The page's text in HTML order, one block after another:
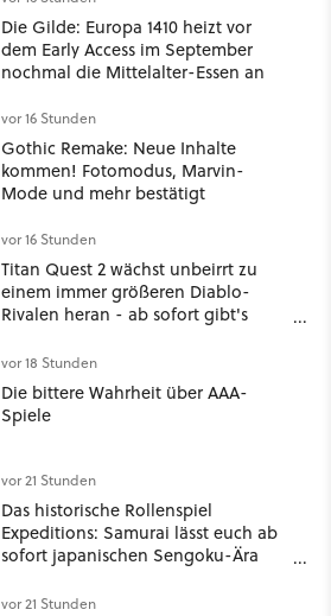
Die Gilde: Europa 1410 heizt vor
dem Early Access im September
nochmal die Mittelalter-Essen an
vor 16 Stunden
Gothic Remake: Neue Inhalte
kommen! Fotomodus, Marvin-
Mode und mehr bestätigt
vor 16 Stunden
Titan Quest 2 wächst unbeirrt zu
einem immer größeren Diablo-
Rivalen heran - ab sofort gibt's
Klasse
vor 18 Stunden
Die bittere Wahrheit über AAA-
Spiele
vor 21 Stunden
Das historische Rollenspiel
Expeditions: Samurai lässt euch ab
sofort japanischen Sengoku-Ära
oder Diplomatie
vor 21 Stunden